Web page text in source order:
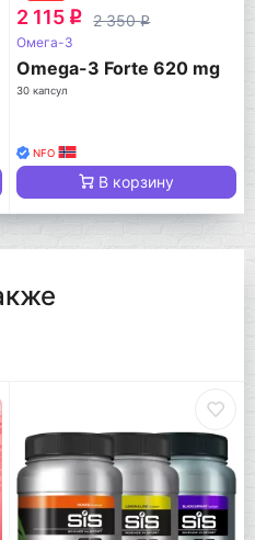
2 115 q 2 350q
Омега-3
Omega-3 Forte 620 mg
30 капсул
NFO
В корзину